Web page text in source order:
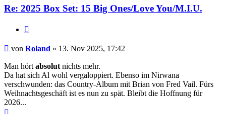
Re: 2025 Box Set: 15 Big Ones/Love You/M.I.U.
Beitrag
von Roland » 13. Nov 2025, 17:42
Man hört absolut nichts mehr.
Da hat sich Al wohl vergaloppiert. Ebenso im Nirwana
verschwunden: das Country-Album mit Brian von Fred Vail. Fürs
Weihnachtsgeschäft ist es nun zu spät. Bleibt die Hoffnung für
2026...